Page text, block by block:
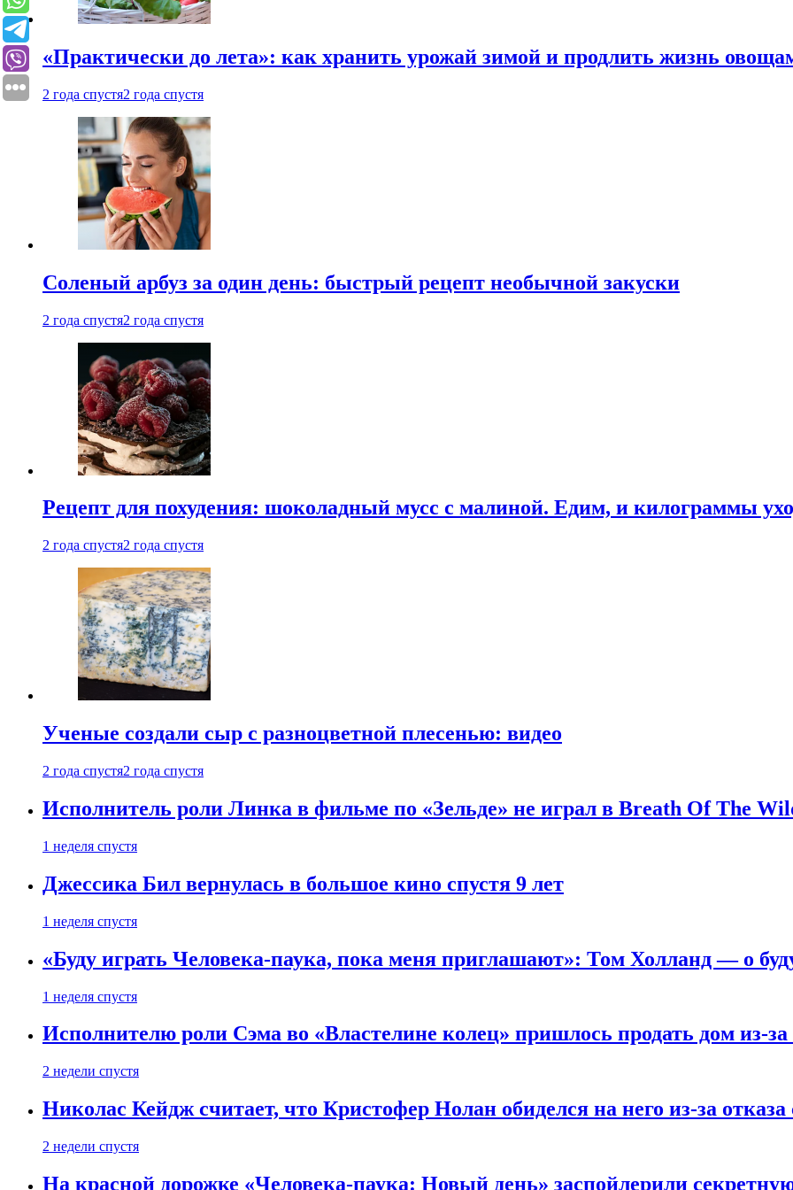
«Практически до лета»: как хранить урожай зимой и продлить жизнь
2 года спустя2 года спустя
Соленый арбуз за один день: быстрый рецепт необычной закуски
2 года спустя2 года спустя
Рецепт для похудения: шоколадный мусс с малиной. Едим, и килограммы
2 года спустя2 года спустя
Ученые создали сыр с разноцветной плесенью: видео
2 года спустя2 года спустя
Исполнитель роли Линка в фильме по «Зельде» не играл в Breath Of The
1 неделя спустя
Джессика Бил вернулась в большое кино спустя 9 лет
1 неделя спустя
«Буду играть Человека-паука, пока меня приглашают»: Том Холланд — о
1 неделя спустя
Исполнителю роли Сэма во «Властелине колец» пришлось продать дом из-за
2 недели спустя
Николас Кейдж считает, что Кристофер Нолан обиделся на него из-за
2 недели спустя
На красной дорожке «Человека-паука: Новый день» заспойлерили